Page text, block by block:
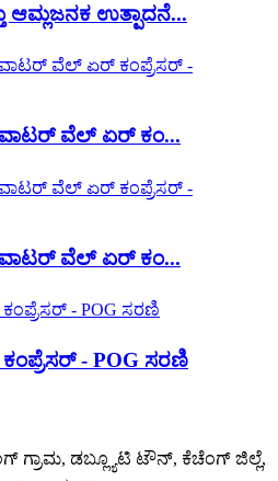
ಆಮ್ಲಜನಕ ಉತ್ಪಾದನೆ...
ವೆಲ್ ಏರ್ ಕಂ...
ವೆಲ್ ಏರ್ ಕಂ...
ಕಂಪ್ರೆಸರ್ - POG ಸರಣಿ
ಗ್ರಾಮ, ಡಬ್ಲ್ಯೂಟಿ ಟೌನ್, ಕೆಚೆಂಗ್ ಜಿಲ್ಲೆ,